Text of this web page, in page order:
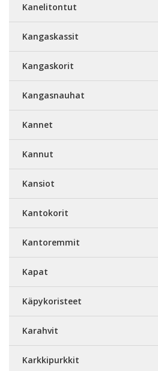
Kanelitontut
Kangaskassit
Kangaskorit
Kangasnauhat
Kannet
Kannut
Kansiot
Kantokorit
Kantoremmit
Kapat
Käpykoristeet
Karahvit
Karkkipurkkit